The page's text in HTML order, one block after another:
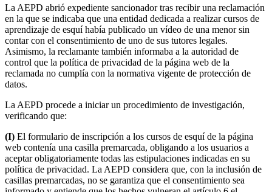
La AEPD abrió expediente sancionador tras recibir una reclamación
en la que se indicaba que una entidad dedicada a realizar cursos de
aprendizaje de esquí había publicado un vídeo de una menor sin
contar con el consentimiento de uno de sus tutores legales.
Asimismo, la reclamante también informaba a la autoridad de
control que la política de privacidad de la página web de la
reclamada no cumplía con la normativa vigente de protección de
datos.
La AEPD procede a iniciar un procedimiento de investigación,
verificando que:
(I) El formulario de inscripción a los cursos de esquí de la página
web contenía una casilla premarcada, obligando a los usuarios a
aceptar obligatoriamente todas las estipulaciones indicadas en su
política de privacidad. La AEPD considera que, con la inclusión de
casillas premarcadas, no se garantiza que el consentimiento sea